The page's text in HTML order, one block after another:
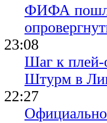
ФИФА
23:08
Шаг к плей-
Штурм в
22:27